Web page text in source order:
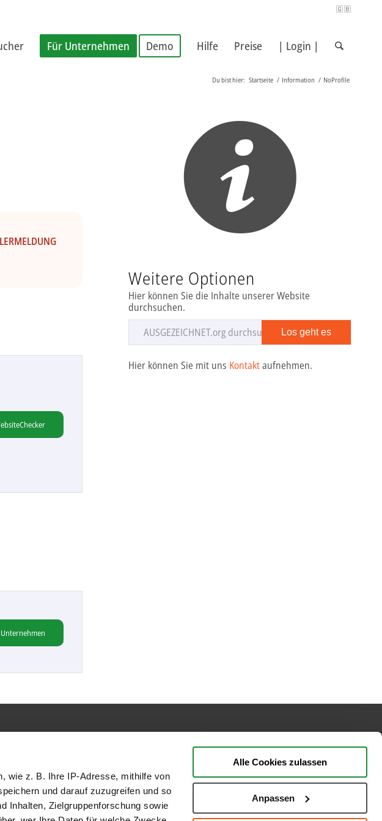
wie z. B. Ihre IP-Adresse, mithilfe von
und darauf zuzugreifen und so
Inhalten, Zielgruppenforschung sowie
Alle Cookies zulassen
Anpassen
🇬🇧
Für Unternehmen Demo Hilfe Preise | Login |
Du bist hier: Startseite / Information / NoProfile
Weitere Optionen
Hier können Sie die Inhalte unserer Website
durchsuchen.
Hier können Sie mit uns Kontaktaufnehmen.
BEWERTUNGEN